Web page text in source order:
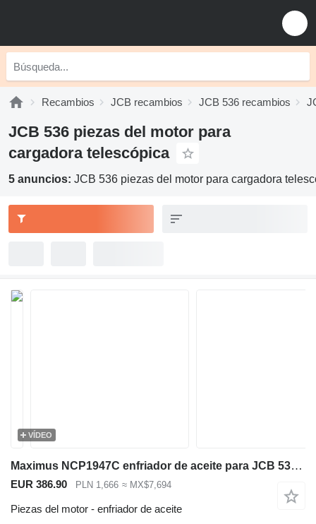
Recambios JCB recambios JCB 536 recambios
JCB 536 piezas del motor para
cargadora telescópica
5 anuncios: JCB 536 piezas del motor para cargadora
VÍDEO
Maximus NCP1947C enfriador de aceite para JCB 536-70 540-140 531-70 533-105 535-95 536-60 536-70 540-170 541-70 550-140 cargadora telescópica
EUR 386.90 PLN 1,666 ≈ MX$7,694
Piezas del motor - enfriador de aceite